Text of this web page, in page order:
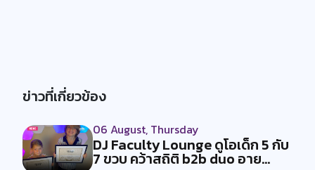
ข่าวที่เกี่ยวข้อง
06 August, Thursday
DJ Faculty Lounge ดูโอเด็ก 5 กับ
7 ขวบ คว้าสถิติ b2b duo อาย...